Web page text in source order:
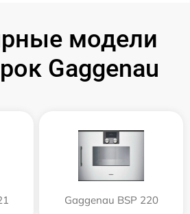
модели
Gaggenau
Gaggenau BSP 220